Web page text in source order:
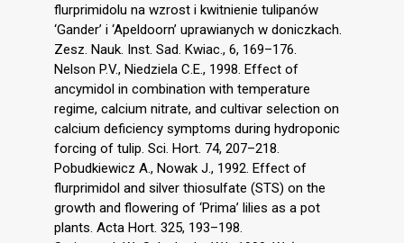
flurprimidolu na wzrost i kwitnienie tulipanów
‘Gander’ i ‘Apeldoorn’ uprawianych w doniczkach.
Zesz. Nauk. Inst. Sad. Kwiac., 6, 169–176.
Nelson P.V., Niedziela C.E., 1998. Effect of
ancymidol in combination with temperature
regime, calcium nitrate, and cultivar selection on
calcium deficiency symptoms during hydroponic
forcing of tulip. Sci. Hort. 74, 207–218.
Pobudkiewicz A., Nowak J., 1992. Effect of
flurprimidol and silver thiosulfate (STS) on the
growth and flowering of ‘Prima’ lilies as a pot
plants. Acta Hort. 325, 193–198.